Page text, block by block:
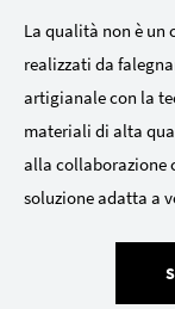
La qualità non è un
realizzati da
artigianale con la
materiali di alta
alla collaborazione
soluzione adatta a